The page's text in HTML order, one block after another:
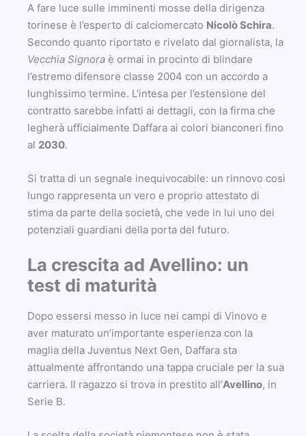
A fare luce sulle imminenti mosse della dirigenza
torinese è l’esperto di calciomercato Nicolò Schira.
Secondo quanto riportato e rivelato dal giornalista, la
Vecchia Signora è ormai in procinto di blindare
l’estremo difensore classe 2004 con un accordo a
lunghissimo termine. L’intesa per l’estensione del
contratto sarebbe infatti ai dettagli, con la firma che
legherà ufficialmente Daffara ai colori bianconeri fino
al 2030.
Si tratta di un segnale inequivocabile: un rinnovo così
lungo rappresenta un vero e proprio attestato di
stima da parte della società, che vede in lui uno dei
potenziali guardiani della porta del futuro.
La crescita ad Avellino: un
test di maturità
Dopo essersi messo in luce nei campi di Vinovo e
aver maturato un’importante esperienza con la
maglia della Juventus Next Gen, Daffara sta
attualmente affrontando una tappa cruciale per la sua
carriera. Il ragazzo si trova in prestito all’Avellino, in
Serie B.